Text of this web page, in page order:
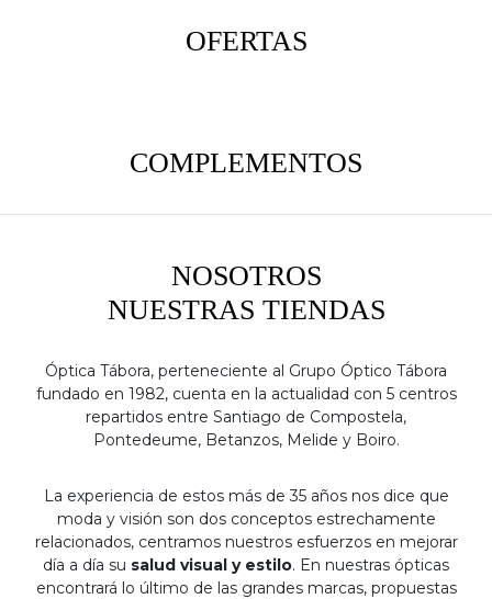
OFERTAS
COMPLEMENTOS
NOSOTROS
NUESTRAS TIENDAS
Óptica Tábora, perteneciente al Grupo Óptico Tábora
fundado en 1982, cuenta en la actualidad con 5 centros
repartidos entre Santiago de Compostela,
Pontedeume, Betanzos, Melide y Boiro.
La experiencia de estos más de 35 años nos dice que
moda y visión son dos conceptos estrechamente
relacionados, centramos nuestros esfuerzos en mejorar
día a día su salud visual y estilo. En nuestras ópticas
encontrará lo último de las grandes marcas, propuestas